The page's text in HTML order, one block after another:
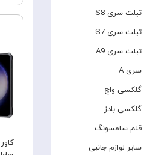
تبلت سری S8
تبلت سری S7
تبلت سری A9
سری A
گلکسی واچ
گلکسی بادز
قلم سامسونگ
سایر لوازم جانبی